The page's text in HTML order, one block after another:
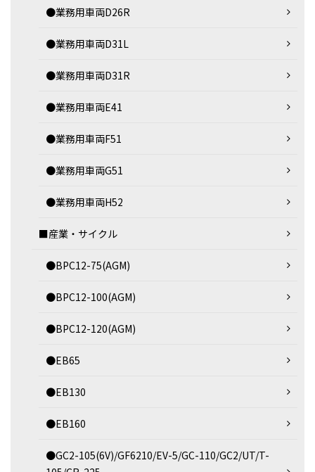
●業務用車両D26R
●業務用車両D31L
●業務用車両D31R
●業務用車両E41
●業務用車両F51
●業務用車両G51
●業務用車両H52
■産業・サイクル
●BPC12-75(AGM)
●BPC12-100(AGM)
●BPC12-120(AGM)
●EB65
●EB130
●EB160
●GC2-105(6V)/GF6210/EV-5/GC-110/GC2/UT/T-